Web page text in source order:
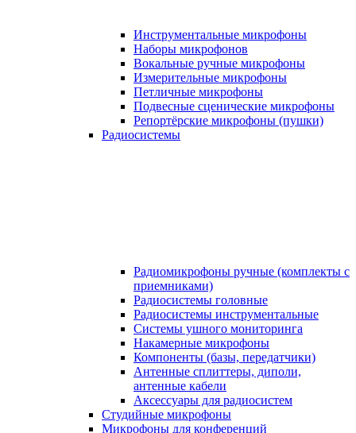
Инструментальные микрофоны
Наборы микрофонов
Вокальные ручные микрофоны
Измерительные микрофоны
Петличные микрофоны
Подвесные сценические микрофоны
Репортёрские микрофоны (пушки)
Радиосистемы
Радиомикрофоны ручные (комплекты с
приемниками)
Радиосистемы головные
Радиосистемы инструментальные
Системы ушного мониторинга
Накамерные микрофоны
Компоненты (базы, передатчики)
Антенные сплиттеры, диполи,
антенные кабели
Аксесcуары для радиосистем
Студийные микрофоны
Микрофоны для конференций